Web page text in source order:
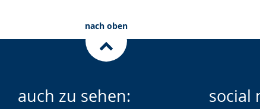
nach oben
auch zu sehen: social